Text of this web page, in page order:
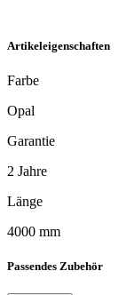
Artikeleigenschaften
Farbe
Opal
Garantie
2 Jahre
Länge
4000 mm
Passendes Zubehör